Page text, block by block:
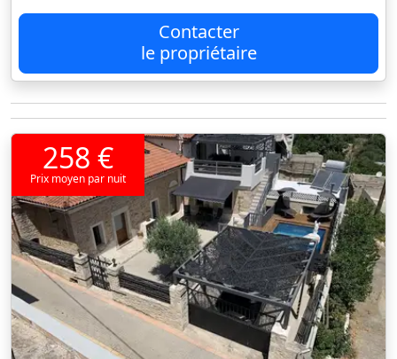
Contacter
le propriétaire
258 €
Prix moyen par nuit